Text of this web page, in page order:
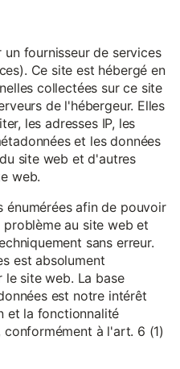
fournisseur de services
Ce site est hébergé en
collectées sur ce site
de l'hébergeur. Elles
les adresses IP, les
et les données
site web et d'autres
web.
énumérées afin de pouvoir
au site web et
sans erreur.
est absolument
le site web. La base
est notre intérêt
et la fonctionnalité
à l'art. 6 (1)